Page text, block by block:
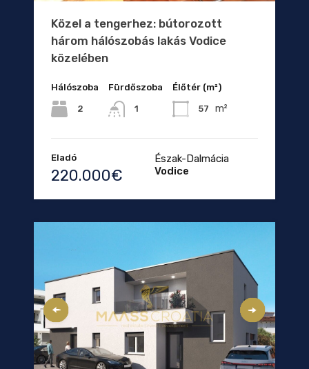
Közel a tengerhez: bútorozott
három hálószobás lakás Vodice
közelében
Hálószoba
2
Fürdőszoba
1
Élőtér (m²)
57 m²
Eladó
220.000€
Észak-Dalmácia
Vodice